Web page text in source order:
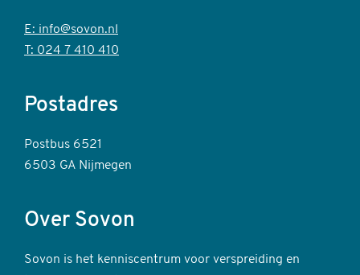
E: info@sovon.nl
T: 024 7 410 410
Postadres
Postbus 6521
6503 GA Nijmegen
Over Sovon
Sovon is het kenniscentrum voor verspreiding en